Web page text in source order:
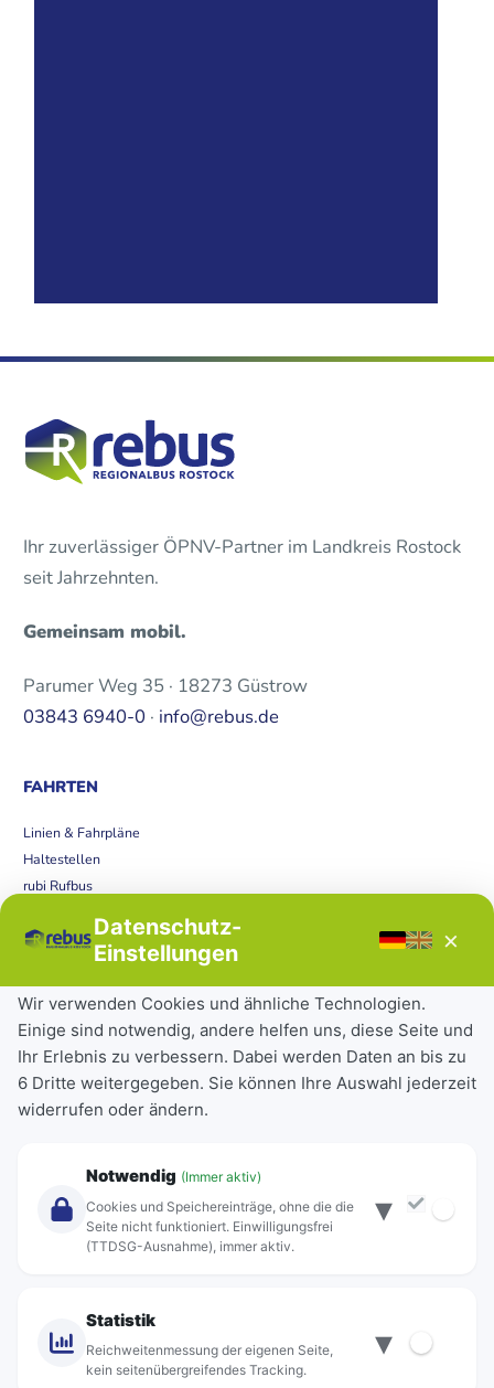
Ihr zuverlässiger ÖPNV-Partner im Landkreis Rostock
seit Jahrzehnten.
Gemeinsam mobil.
Parumer Weg 35 · 18273 Güstrow
03843 6940-0 · info@rebus.de
FAHRTEN
Linien & Fahrpläne
Haltestellen
rubi Rufbus
Störungen
Tickets & Tarife
Deutschlandticket
Schülerkarte
Einzeltickets
Abonnements
Über Rebus
Standorte
Datenschutz-
Einstellungen
×
Wir verwenden Cookies und ähnliche Technologien.
Einige sind notwendig, andere helfen uns, diese Seite und
Ihr Erlebnis zu verbessern. Dabei werden Daten an bis zu
6 Dritte weitergegeben. Sie können Ihre Auswahl jederzeit
widerrufen oder ändern.
Notwendig (Immer aktiv)
Cookies und Speichereinträge, ohne die die
Seite nicht funktioniert. Einwilligungsfrei
(TTDSG-Ausnahme), immer aktiv.
▾
Statistik
Reichweitenmessung der eigenen Seite,
kein seitenübergreifendes Tracking.
▾